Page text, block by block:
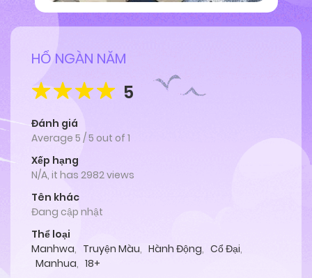
HỔ NGÀN NĂM
5
Đánh giá
Average 5 /5 out of 1
Xếp hạng
N/A, it has 2982 views
Tên khác
Đang cập nhật
Thể loại
Manhwa, Truyện Màu, Hành Động, Cổ Đại,
Manhua, 18+